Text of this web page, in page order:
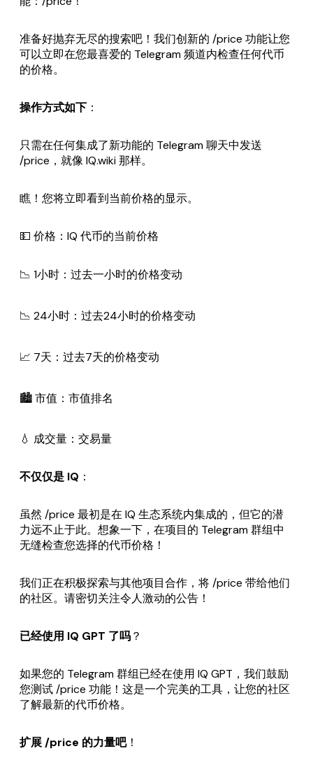
准备好抛弃无尽的搜索吧！我们创新的 /price 功能让您
可以立即在您最喜爱的 Telegram 频道内检查任何代币
的价格。
操作方式如下 ：
只需在任何集成了新功能的 Telegram 聊天中发送
/price，就像 IQ.wiki 那样。
瞧！您将立即看到当前价格的显示。
💵 价格：IQ 代币的当前价格
📉 1小时：过去一小时的价格变动
📉 24小时：过去24小时的价格变动
📈 7天：过去7天的价格变动
🏙️ 市值：市值排名
💧 成交量：交易量
不仅仅是 IQ ：
虽然 /price 最初是在 IQ 生态系统内集成的，但它的潜
力远不止于此。想象一下，在项目的 Telegram 群组中
无缝检查您选择的代币价格！
我们正在积极探索与其他项目合作，将 /price 带给他们
的社区。请密切关注令人激动的公告！
已经使用 IQ GPT 了吗？
如果您的 Telegram 群组已经在使用 IQ GPT，我们鼓励
您测试 /price 功能！这是一个完美的工具，让您的社区
了解最新的代币价格。
扩展 /price 的力量吧！